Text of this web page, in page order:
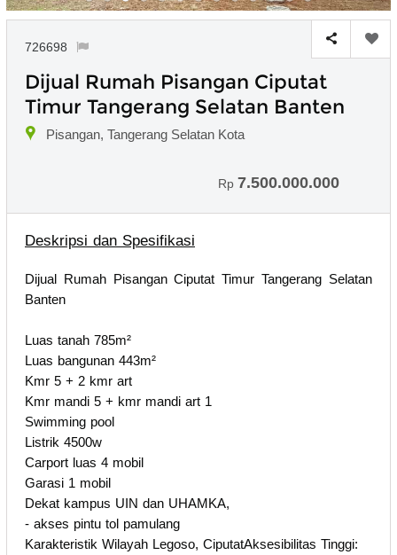
726698
Dijual Rumah Pisangan Ciputat
Timur Tangerang Selatan Banten
Pisangan, Tangerang Selatan Kota
Rp 7.500.000.000
Deskripsi dan Spesifikasi
Dijual Rumah Pisangan Ciputat Timur Tangerang Selatan
Banten
Luas tanah 785m²
Luas bangunan 443m²
Kmr 5 + 2 kmr art
Kmr mandi 5 + kmr mandi art 1
Swimming pool
Listrik 4500w
Carport luas 4 mobil
Garasi 1 mobil
Dekat kampus UIN dan UHAMKA,
- akses pintu tol pamulang
Karakteristik Wilayah Legoso, CiputatAksesibilitas Tinggi: